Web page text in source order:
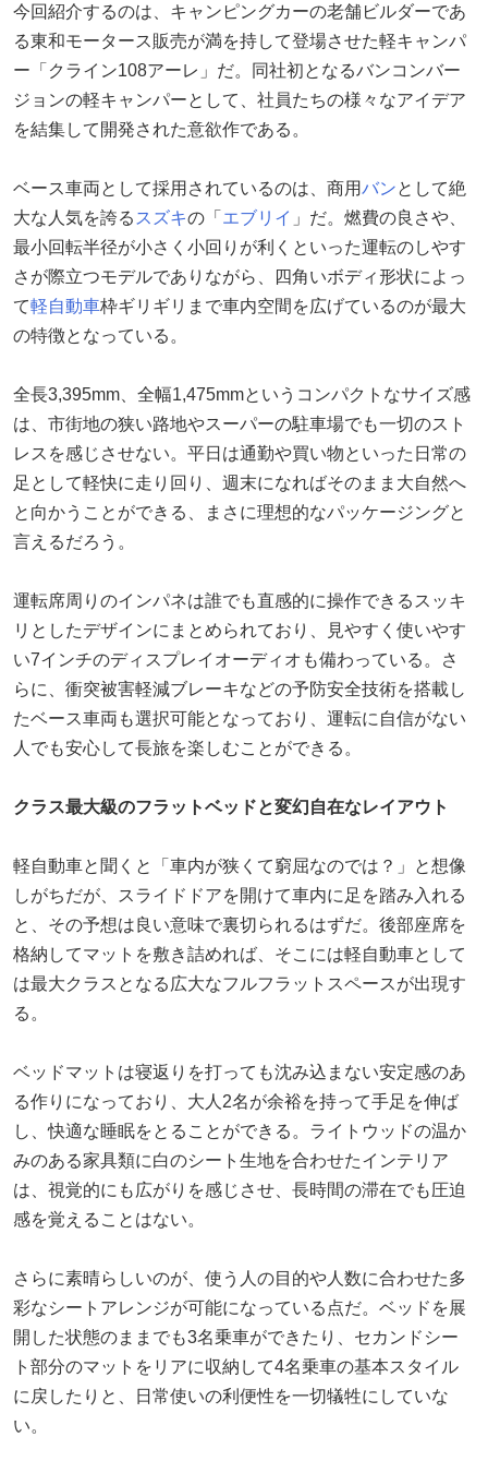
今回紹介するのは、キャンピングカーの老舗ビルダーであ
る東和モータース販売が満を持して登場させた軽キャンパ
ー「クライン108アーレ」だ。同社初となるバンコンバー
ジョンの軽キャンパーとして、社員たちの様々なアイデア
を結集して開発された意欲作である。
ベース車両として採用されているのは、商用バンとして絶
大な人気を誇る スズキの「 エブリイ 」だ。燃費の良さや、
最小回転半径が小さく小回りが利くといった運転のしやす
さが際立つモデルでありながら、四角いボディ形状によっ
て軽自動車枠ギリギリまで車内空間を広げているのが最大
の特徴となっている。
全長3,395mm、全幅1,475mmというコンパクトなサイズ感
は、市街地の狭い路地やスーパーの駐車場でも一切のスト
レスを感じさせない。平日は通勤や買い物といった日常の
足として軽快に走り回り、週末になればそのまま大自然へ
と向かうことができる、まさに理想的なパッケージングと
言えるだろう。
運転席周りのインパネは誰でも直感的に操作できるスッキ
リとしたデザインにまとめられており、見やすく使いやす
い7インチのディスプレイオーディオも備わっている。さ
らに、衝突被害軽減ブレーキなどの予防安全技術を搭載し
たベース車両も選択可能となっており、運転に自信がない
人でも安心して長旅を楽しむことができる。
クラス最大級のフラットベッドと変幻自在なレイアウト
軽自動車と聞くと「車内が狭くて窮屈なのでは？」と想像
しがちだが、スライドドアを開けて車内に足を踏み入れる
と、その予想は良い意味で裏切られるはずだ。後部座席を
格納してマットを敷き詰めれば、そこには軽自動車として
は最大クラスとなる広大なフルフラットスペースが出現す
る。
ベッドマットは寝返りを打っても沈み込まない安定感のあ
る作りになっており、大人2名が余裕を持って手足を伸ば
し、快適な睡眠をとることができる。ライトウッドの温か
みのある家具類に白のシート生地を合わせたインテリア
は、視覚的にも広がりを感じさせ、長時間の滞在でも圧迫
感を覚えることはない。
さらに素晴らしいのが、使う人の目的や人数に合わせた多
彩なシートアレンジが可能になっている点だ。ベッドを展
開した状態のままでも3名乗車ができたり、セカンドシー
ト部分のマットをリアに収納して4名乗車の基本スタイル
に戻したりと、日常使いの利便性を一切犠牲にしていな
い。